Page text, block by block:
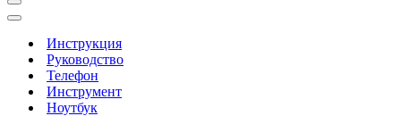
Меню
навигации
Меню
навигацииИнструкция
Руководство
Телефон
Инструмент
Ноутбук